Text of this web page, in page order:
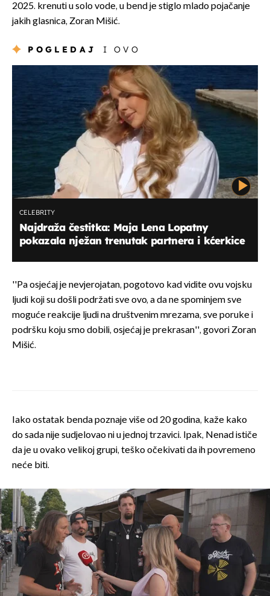
2025. krenuti u solo vode, u bend je stiglo mlado pojačanje
jakih glasnica, Zoran Mišić.
POGLEDAJ I OVO
CELEBRITY
Najdraža čestitka: Maja Lena Lopatny
pokazala nježan trenutak partnera i kćerkice
''Pa osjećaj je nevjerojatan, pogotovo kad vidite ovu vojsku
ljudi koji su došli podržati sve ovo, a da ne spominjem sve
moguće reakcije ljudi na društvenim mrezama, sve poruke i
podršku koju smo dobili, osjećaj je prekrasan'', govori Zoran
Mišić.
Iako ostatak benda poznaje više od 20 godina, kaže kako
do sada nije sudjelovao ni u jednoj trzavici. Ipak, Nenad ističe
da je u ovako velikoj grupi, teško očekivati da ih povremeno
neće biti.